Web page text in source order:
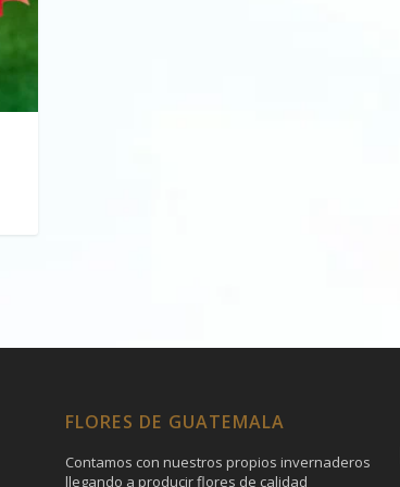
FLORES DE GUATEMALA
Contamos con nuestros propios invernaderos
llegando a producir flores de calidad